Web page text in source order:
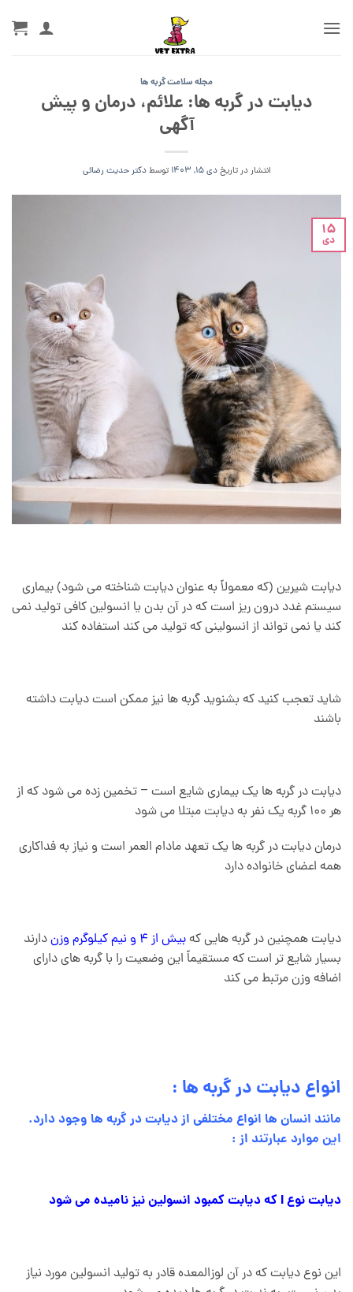
مجله سلامت گربه ها
دیابت در گربه ها: علائم، درمان و پیش
آگهی
انتشار در تاریخدی 15, 1403 توسطدکتر حدیث رضائی
15
دی
دیابت شیرین (که معمولاً به عنوان دیابت شناخته می شود) بیماری
سیستم غدد درون ریز است که در آن بدن یا انسولین کافی تولید نمی
کند یا نمی تواند از انسولینی که تولید می کند استفاده کند
شاید تعجب کنید که بشنوید گربه ها نیز ممکن است دیابت داشته
باشند
دیابت در گربه ها یک بیماری شایع است – تخمین زده می شود که از
هر 100 گربه یک نفر به دیابت مبتلا می شود
درمان دیابت در گربه ها یک تعهد مادام العمر است و نیاز به فداکاری
همه اعضای خانواده دارد
دیابت همچنین در گربه هایی کهبیش از 4 و نیم کیلوگرم وزن
دارند
بسیار شایع تر است که مستقیماً این وضعیت را با گربه های دارای
اضافه وزن مرتبط می کند
انواع دیابت در گربه ها :
مانند انسان ها انواع مختلفی از دیابت در گربه ها وجود دارد.
این موارد عبارتند از :
دیابت نوع I که دیابت کمبود انسولین نیز نامیده می شود
این نوع دیابت که در آن لوزالمعده قادر به تولید انسولین مورد نیاز